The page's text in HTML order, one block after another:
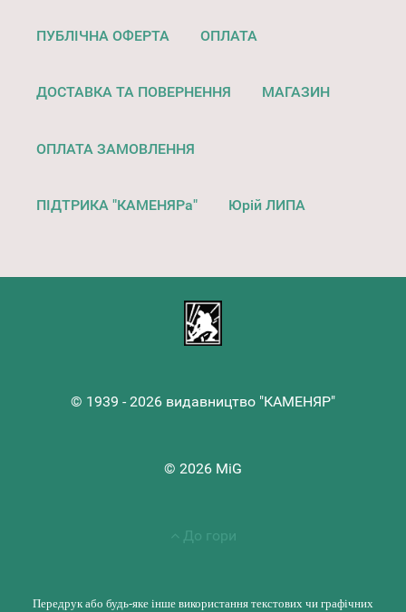
ПУБЛІЧНА ОФЕРТА ОПЛАТА
ДОСТАВКА ТА ПОВЕРНЕННЯ МАГАЗИН
ОПЛАТА ЗАМОВЛЕННЯ
ПІДТРИКА "КАМЕНЯРа" Юрій ЛИПА
© 1939 - 2026 видавництво "КАМЕНЯР"
© 2026 MiG
До гори
Передрук або будь-яке інше використання текстових чи графічних